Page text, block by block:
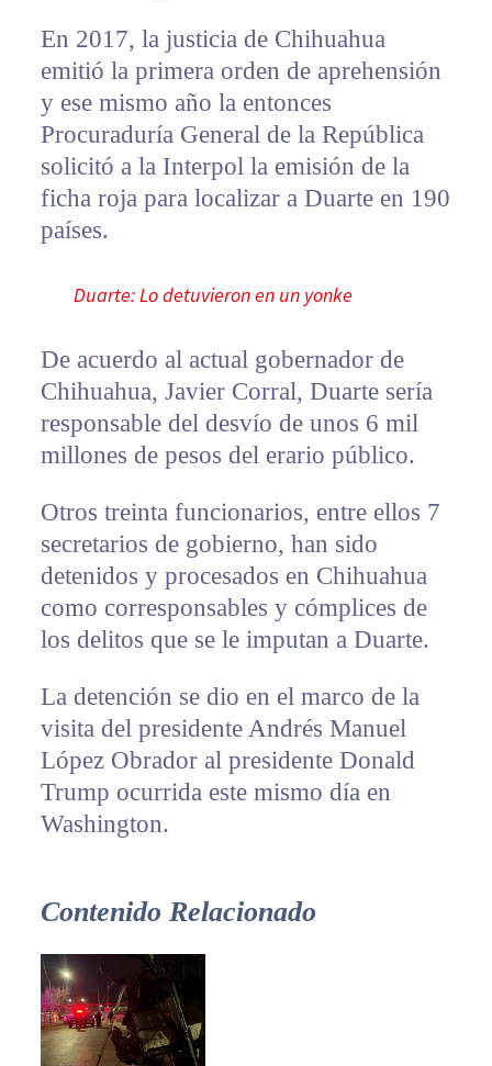
En 2017, la justicia de Chihuahua
emitió la primera orden de aprehensión
y ese mismo año la entonces
Procuraduría General de la República
solicitó a la Interpol la emisión de la
ficha roja para localizar a Duarte en 190
países.
Duarte: Lo detuvieron en un yonke
De acuerdo al actual gobernador de
Chihuahua, Javier Corral, Duarte sería
responsable del desvío de unos 6 mil
millones de pesos del erario público.
Otros treinta funcionarios, entre ellos 7
secretarios de gobierno, han sido
detenidos y procesados en Chihuahua
como corresponsables y cómplices de
los delitos que se le imputan a Duarte.
La detención se dio en el marco de la
visita del presidente Andrés Manuel
López Obrador al presidente Donald
Trump ocurrida este mismo día en
Washington.
Contenido Relacionado